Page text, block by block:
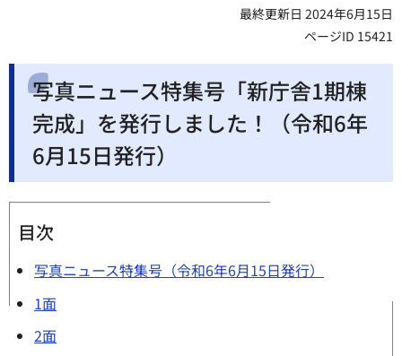
最終更新日 2024年6月15日
ページID 15421
写真ニュース特集号「新庁舎1期棟
完成」を発行しました！（令和6年
6月15日発行）
目次
写真ニュース特集号（令和6年6月15日発行）
1面
2面